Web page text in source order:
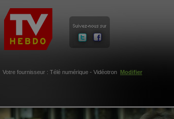
Votre fournisseur : Télé numérique - Vidéotron Modifier